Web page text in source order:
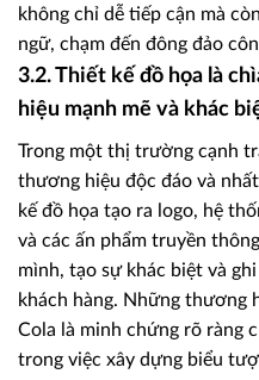
không chỉ dễ tiếp cận mà
ngữ, chạm đến đông đảo
3.2. Thiết kế đồ họa là
hiệu mạnh mẽ và khác
Trong một thị trường cạnh
thương hiệu độc đáo và
kế đồ họa tạo ra logo, hệ
và các ấn phẩm truyền
mình, tạo sự khác biệt và
khách hàng. Những thương
Cola là minh chứng rõ ràng
trong việc xây dựng biểu